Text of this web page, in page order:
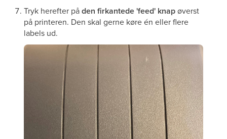
Tryk herefter påden firkantede 'feed' knapøverst
på printeren. Den skal gerne køre én eller flere
labels ud.